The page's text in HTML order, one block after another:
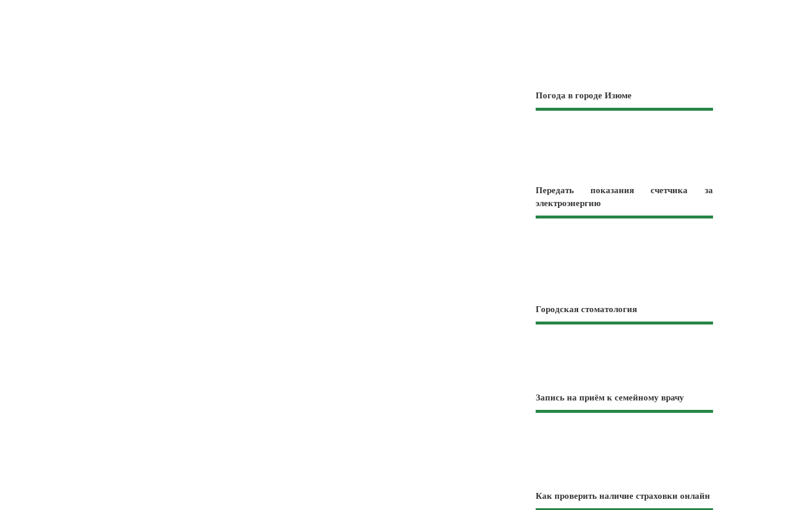
Погода в городе Изюме
Передать показания счетчика за
электроэнергию
Городская стоматология
Запись на приём к семейному врачу
Как проверить наличие страховки онлайн